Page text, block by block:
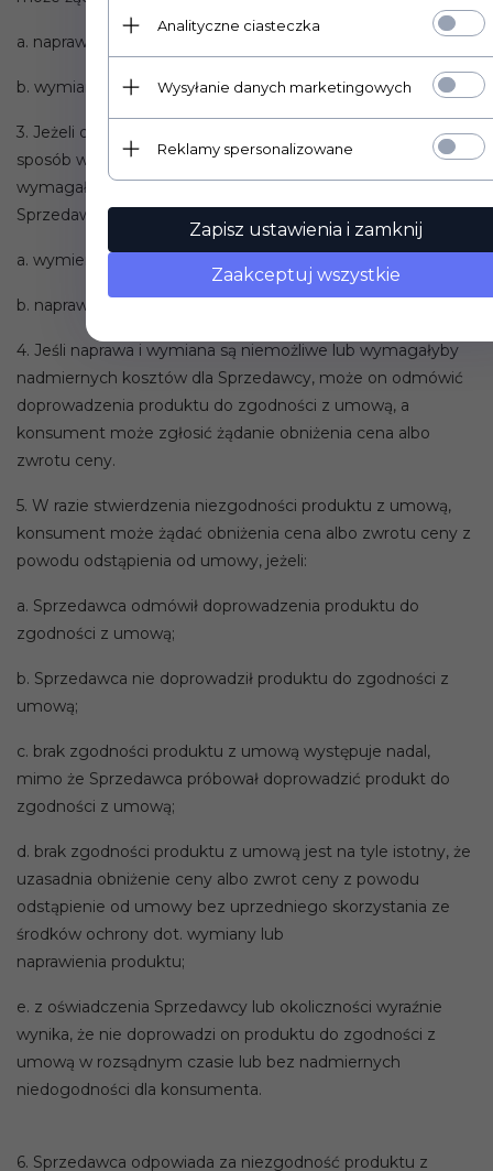
a. naprawy produktu lub
b. wymiany produktu.
3. Jeżeli doprowadzenie produktu do zgodności z umową w
sposób wybrany przez konsumenta jest niemożliwy albo
wymagałoby nadmiernych kosztów dla Sprzedawcy,
Sprzedawca może:
a. wymienić produkt, gdy konsument żądał naprawy, lub
b. naprawić produkt, gdy konsument żądał wymiany.
4. Jeśli naprawa i wymiana są niemożliwe lub wymagałyby
nadmiernych kosztów dla Sprzedawcy, może on odmówić
doprowadzenia produktu do zgodności z umową, a
konsument może zgłosić żądanie obniżenia cena albo
zwrotu ceny.
5. W razie stwierdzenia niezgodności produktu z umową,
konsument może żądać obniżenia cena albo zwrotu ceny z
powodu odstąpienia od umowy, jeżeli:
a. Sprzedawca odmówił doprowadzenia produktu do
zgodności z umową;
b. Sprzedawca nie doprowadził produktu do zgodności z
umową;
c. brak zgodności produktu z umową występuje nadal,
mimo że Sprzedawca próbował doprowadzić produkt do
zgodności z umową;
d. brak zgodności produktu z umową jest na tyle istotny, że
uzasadnia obniżenie ceny albo zwrot ceny z powodu
odstąpienie od umowy bez uprzedniego skorzystania ze
środków ochrony dot. wymiany lub
naprawienia produktu;
e. z oświadczenia Sprzedawcy lub okoliczności wyraźnie
wynika, że nie doprowadzi on produktu do zgodności z
umową w rozsądnym czasie lub bez nadmiernych
niedogodności dla konsumenta.
6. Sprzedawca odpowiada za niezgodność produktu z
Analityczne ciasteczka
Wysyłanie danych marketingowych
Reklamy spersonalizowane
Zapisz ustawienia i zamknij
Zaakceptuj wszystkie